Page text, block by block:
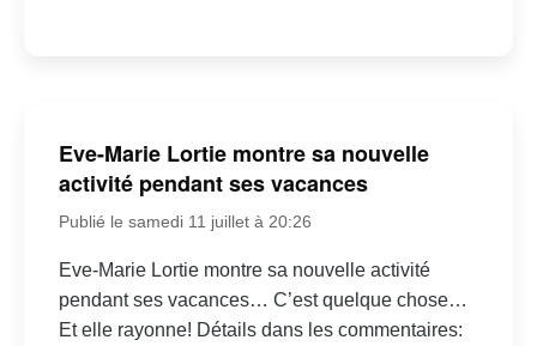
Eve-Marie Lortie montre sa nouvelle
activité pendant ses vacances
Publié le samedi 11 juillet à 20:26
Eve-Marie Lortie montre sa nouvelle activité
pendant ses vacances… C’est quelque chose…
Et elle rayonne! Détails dans les commentaires: